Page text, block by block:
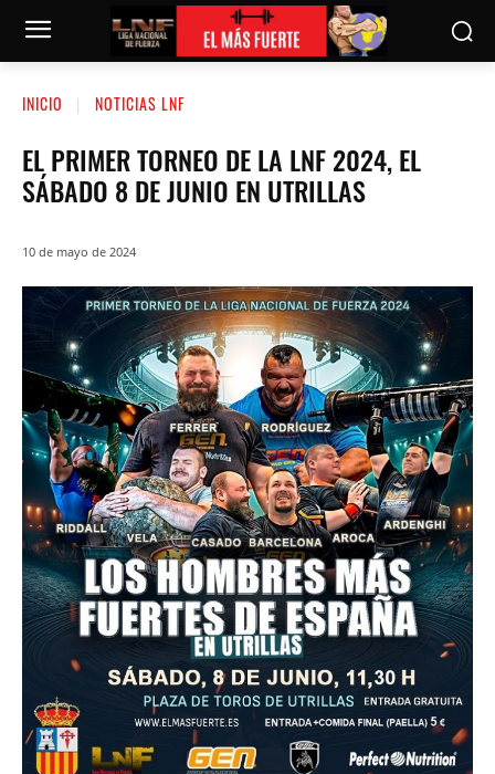
INICIO NOTICIAS LNF
EL PRIMER TORNEO DE LA LNF 2024, EL
SÁBADO 8 DE JUNIO EN UTRILLAS
10 de mayo de 2024